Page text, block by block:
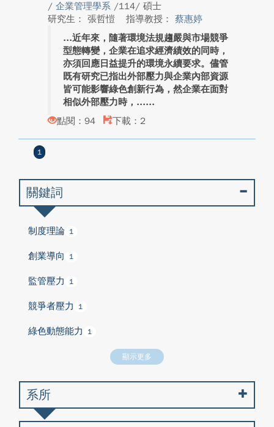
/ 企業管理學系 /114/ 碩士
研究生： 張哲愷
指導教授： 蔡惠婷
近年來，隨著環境法規趨嚴與市場競爭
型態轉變，企業在追求經濟績效的同時，
亦須回應日益提升的環境永續要求。儘管
既有研究已指出外部壓力與企業內部資源
皆可能影響綠色創新行為，然企業在面對
相似外部壓力時，...
點閱：94
下載：2
1
關鍵詞
制度理論 1
創業導向 1
監管壓力 1
競爭者壓力 1
綠色動態能力 1
顯示更多
系所